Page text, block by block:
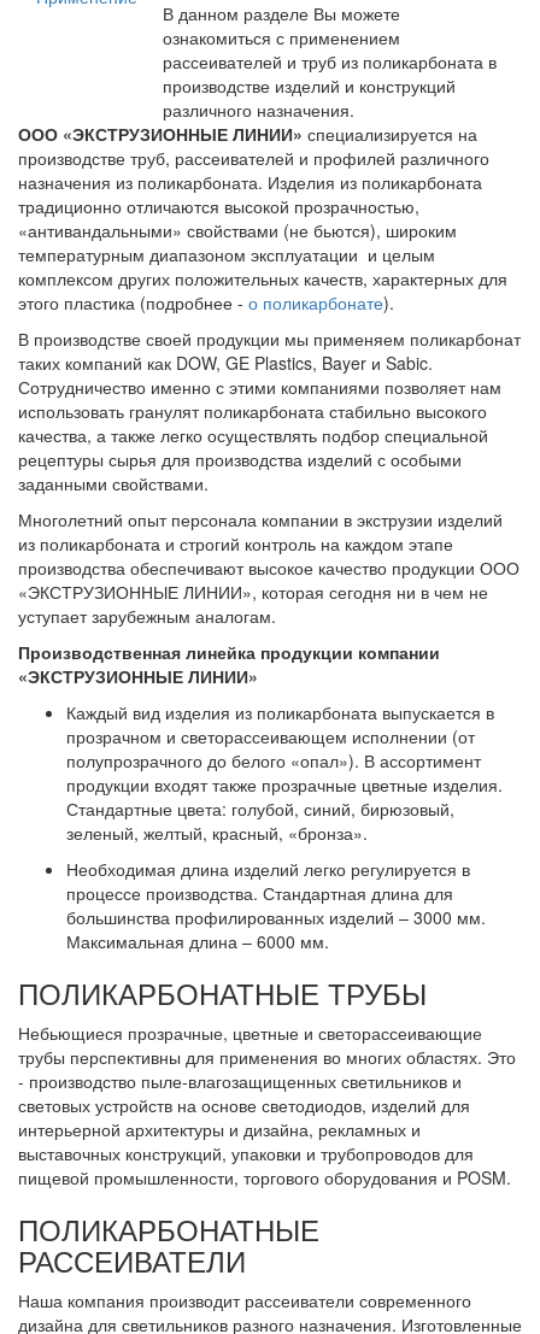
В данном разделе Вы можете
ознакомиться с применением
рассеивателей и труб из поликарбоната в
производстве изделий и конструкций
различного назначения.
ООО «ЭКСТРУЗИОННЫЕ ЛИНИИ» специализируется на
производстве труб, рассеивателей и профилей различного
назначения из поликарбоната. Изделия из поликарбоната
традиционно отличаются высокой прозрачностью,
«антивандальными» свойствами (не бьются), широким
температурным диапазоном эксплуатации и целым
комплексом других положительных качеств, характерных для
этого пластика (подробнее - о поликарбонате).
В производстве своей продукции мы применяем поликарбонат
таких компаний как DOW, GE Plastics, Bayer и Sabic.
Сотрудничество именно с этими компаниями позволяет нам
использовать гранулят поликарбоната стабильно высокого
качества, а также легко осуществлять подбор специальной
рецептуры сырья для производства изделий с особыми
заданными свойствами.
Многолетний опыт персонала компании в экструзии изделий
из поликарбоната и строгий контроль на каждом этапе
производства обеспечивают высокое качество продукции ООО
«ЭКСТРУЗИОННЫЕ ЛИНИИ», которая сегодня ни в чем не
уступает зарубежным аналогам.
Производственная линейка продукции компании
«ЭКСТРУЗИОННЫЕ ЛИНИИ»
Каждый вид изделия из поликарбоната выпускается в
прозрачном и светорассеивающем исполнении (от
полупрозрачного до белого «опал»). В ассортимент
продукции входят также прозрачные цветные изделия.
Стандартные цвета: голубой, синий, бирюзовый,
зеленый, желтый, красный, «бронза».
Необходимая длина изделий легко регулируется в
процессе производства. Стандартная длина для
большинства профилированных изделий – 3000 мм.
Максимальная длина – 6000 мм.
ПОЛИКАРБОНАТНЫЕ ТРУБЫ
Небьющиеся прозрачные, цветные и светорассеивающие
трубы перспективны для применения во многих областях. Это
- производство пыле-влагозащищенных светильников и
световых устройств на основе светодиодов, изделий для
интерьерной архитектуры и дизайна, рекламных и
выставочных конструкций, упаковки и трубопроводов для
пищевой промышленности, торгового оборудования и POSM.
ПОЛИКАРБОНАТНЫЕ
РАССЕИВАТЕЛИ
Наша компания производит рассеиватели современного
дизайна для светильников разного назначения. Изготовленные